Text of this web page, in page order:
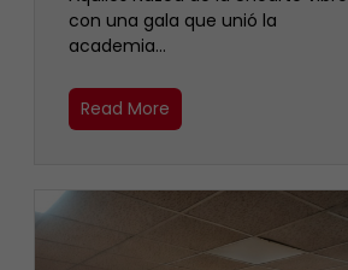
con una gala que unió la
academia…
Read More